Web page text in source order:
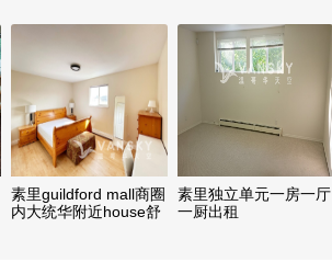
素里guildford mall商圈
内大统华附近house舒
素里独立单元一房一厅
一厨出租